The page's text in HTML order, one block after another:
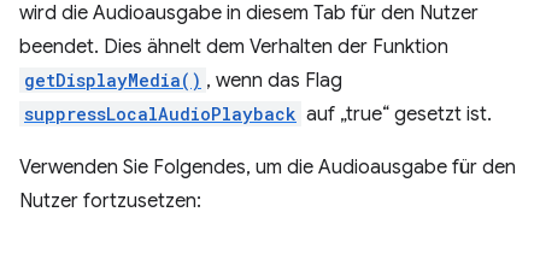
wird die Audioausgabe in diesem Tab für den Nutzer
beendet. Dies ähnelt dem Verhalten der Funktion
getDisplayMedia() , wenn das Flag
suppressLocalAudioPlayback auf „true“ gesetzt ist.
Verwenden Sie Folgendes, um die Audioausgabe für den
Nutzer fortzusetzen: